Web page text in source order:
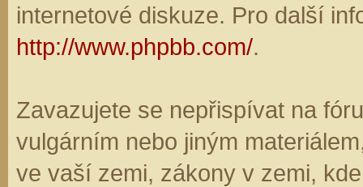
internetové diskuze. Pro další
http://www.phpbb.com/.
Zavazujete se nepřispívat na
vulgárním nebo jiným
ve vaší zemi, zákony v zemi,